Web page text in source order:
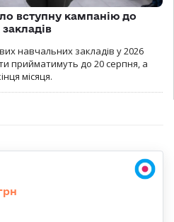
вступну кампанію до
навчальних закладів у 2026
прийматимуть до 20 серпня, а
місяця.